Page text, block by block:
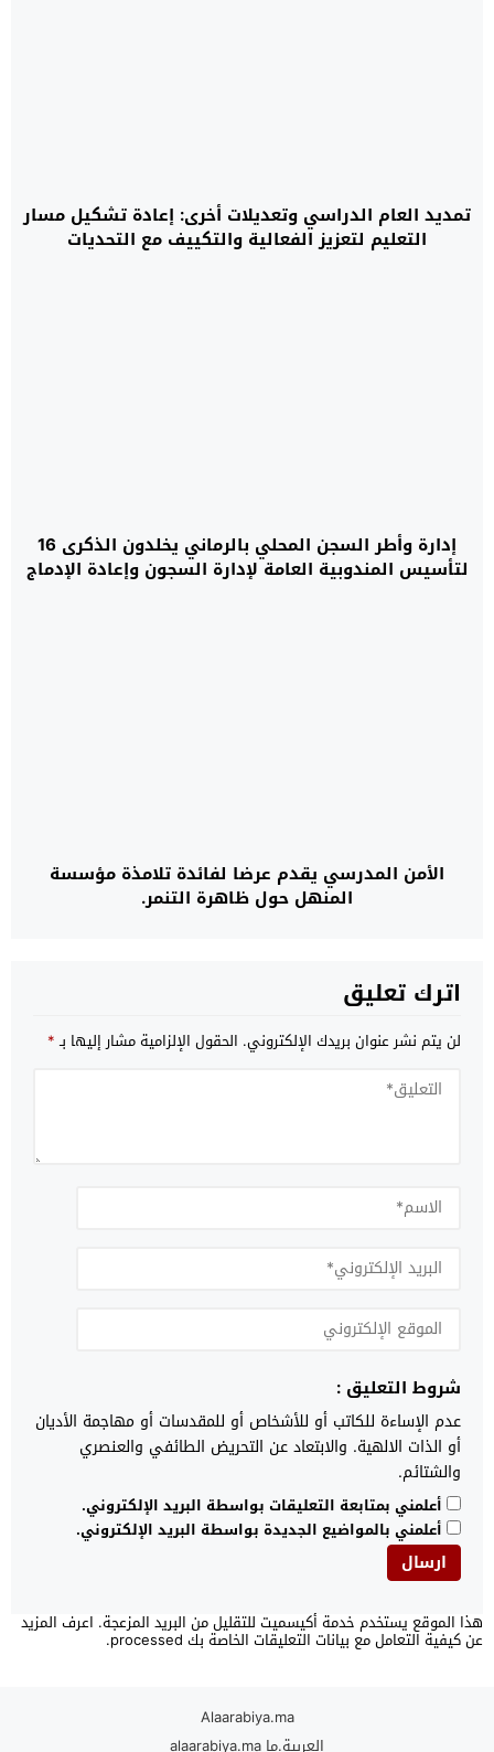
تمديد العام الدراسي وتعديلات أخرى: إعادة تشكيل مسار
التعليم لتعزيز الفعالية والتكييف مع التحديات
إدارة وأطر السجن المحلي بالرماني يخلدون الذكرى 16
لتأسيس المندوبية العامة لإدارة السجون وإعادة الإدماج
الأمن المدرسي يقدم عرضا لفائدة تلامذة مؤسسة
المنهل حول ظاهرة التنمر.
اترك تعليق
لن يتم نشر عنوان بريدك الإلكتروني. الحقول الإلزامية مشار إليها بـ*
شروط التعليق :
عدم الإساءة للكاتب أو للأشخاص أو للمقدسات أو مهاجمة الأديان
أو الذات الالهية. والابتعاد عن التحريض الطائفي والعنصري
والشتائم.
أعلمني بمتابعة التعليقات بواسطة البريد الإلكتروني.
أعلمني بالمواضيع الجديدة بواسطة البريد الإلكتروني.
هذا الموقع يستخدم خدمة أكيسميت للتقليل من البريد المزعجة. اعرف المزيد
عن كيفية التعامل مع بيانات التعليقات الخاصة بك processed .
Alaarabiya.ma
العربية.ما alaarabiya.ma